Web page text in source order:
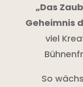
„Das
Geheimnis
viel
So